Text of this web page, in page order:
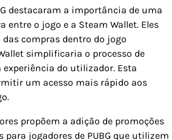
destacaram a importância de uma
entre o jogo e a Steam Wallet. Eles
compras dentro do jogo
simplificaria o processo de
do utilizador. Esta
um acesso mais rápido aos
propõem a adição de promoções
para jogadores de PUBG que utilizem